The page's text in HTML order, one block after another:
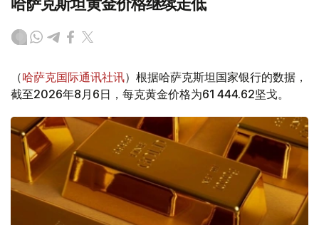
哈萨克斯坦黄金价格继续走低
（哈萨克国际通讯社讯）根据哈萨克斯坦国家银行的数据，
截至2026年8月6日，每克黄金价格为61 444.62坚戈。